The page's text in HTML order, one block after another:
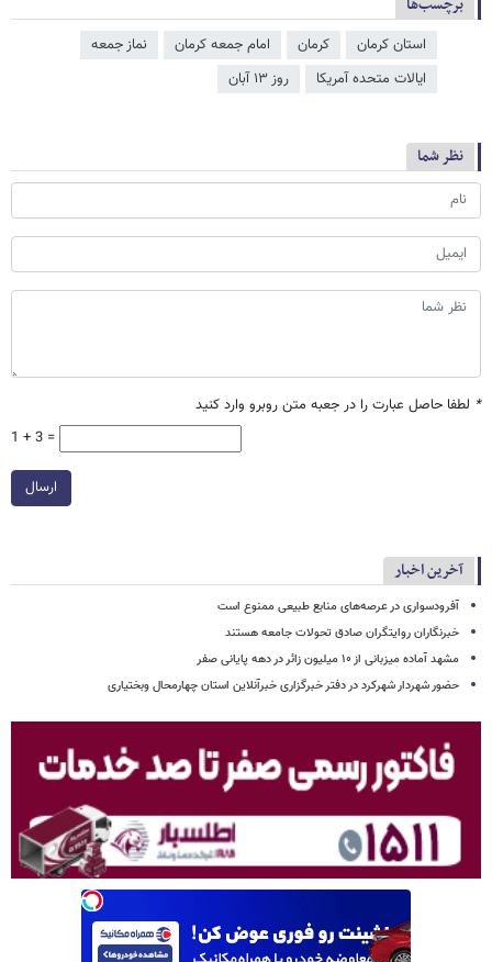
استان کرمان کرمان امام جمعه کرمان
نماز جمعه
ایالات متحده آمریکا
روز ۱۳ آبان
نظر شما
* لطفا حاصل عبارت را در جعبه متن روبرو وارد کنید
1 + 3 =
ارسال
آخرین اخبار
آفرودسواری در عرصه‌های منابع طبیعی ممنوع است
خبرنگاران روایتگران صادق تحولات جامعه هستند
مشهد آماده میزبانی از ۱۰ میلیون زائر در دهه پایانی صفر
حضور شهردار شهرکرد در دفتر خبرگزاری خبرآنلاین استان چهارمحال وبختیاری